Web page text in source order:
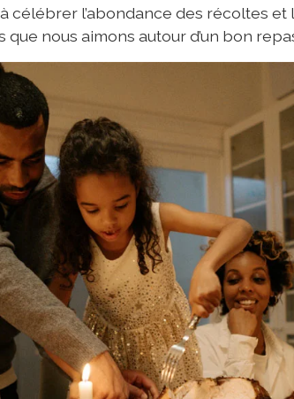
célébrer l’abondance des récoltes et
nous aimons autour d’un bon